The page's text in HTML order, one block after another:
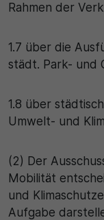
Rahmen der
1.7 über die
städt. Park- und
1.8 über
Umwelt- und
(2) Der
Mobilität
und
Aufgabe